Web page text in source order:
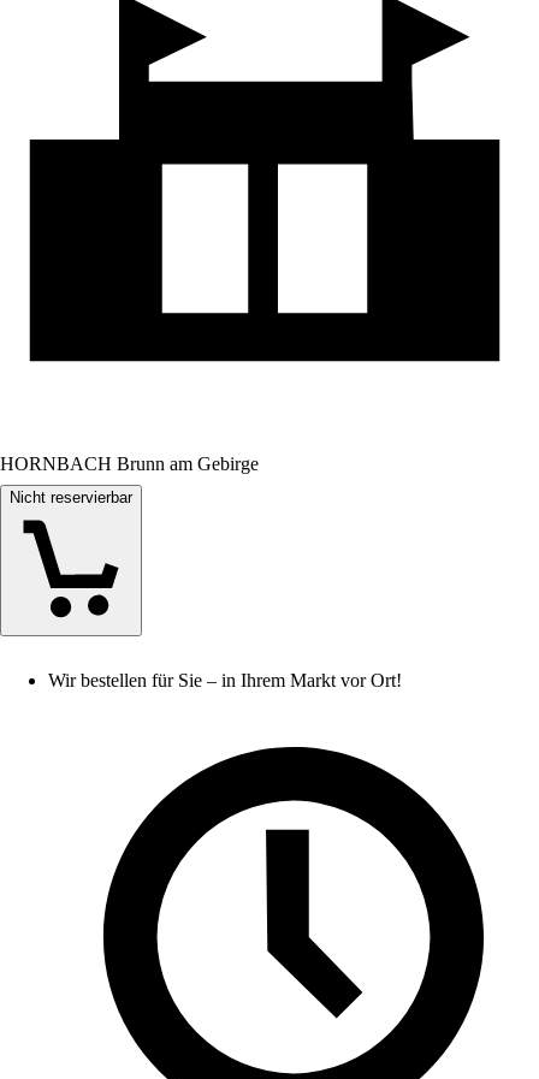
HORNBACH Brunn am Gebirge
Nicht reservierbar
Wir bestellen für Sie – in Ihrem Markt vor Ort!